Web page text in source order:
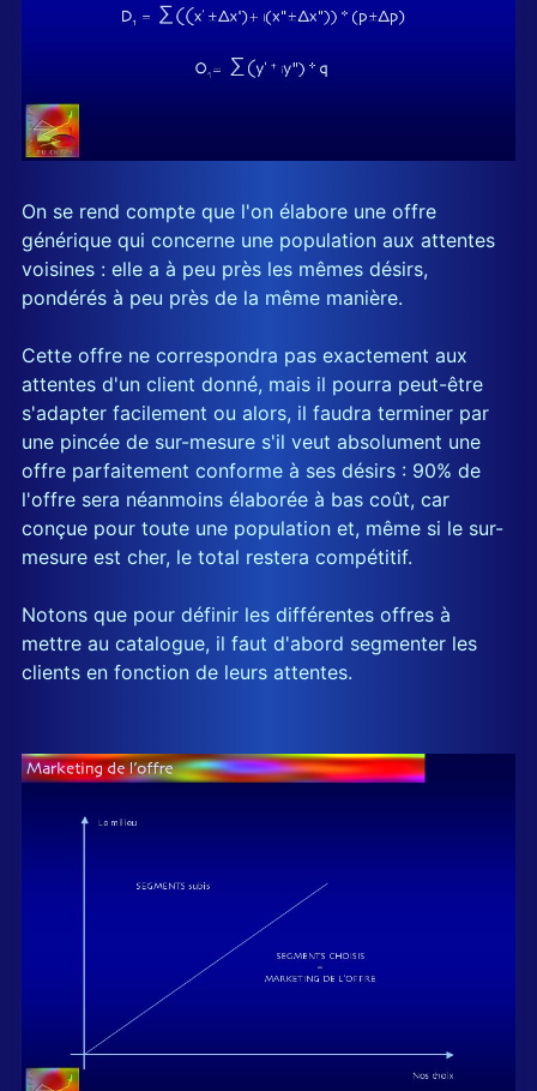
On se rend compte que l'on élabore une offre
générique qui concerne une population aux attentes
voisines : elle a à peu près les mêmes désirs,
pondérés à peu près de la même manière.
Cette offre ne correspondra pas exactement aux
attentes d'un client donné, mais il pourra peut-être
s'adapter facilement ou alors, il faudra terminer par
une pincée de sur-mesure s'il veut absolument une
offre parfaitement conforme à ses désirs : 90% de
l'offre sera néanmoins élaborée à bas coût, car
conçue pour toute une population et, même si le sur-
mesure est cher, le total restera compétitif.
Notons que pour définir les différentes offres à
mettre au catalogue, il faut d'abord segmenter les
clients en fonction de leurs attentes.